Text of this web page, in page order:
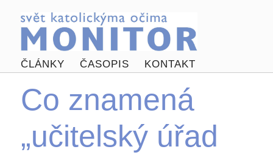
ČLÁNKY ČASOPIS KONTAKT
Co znamená
„učitelský úřad